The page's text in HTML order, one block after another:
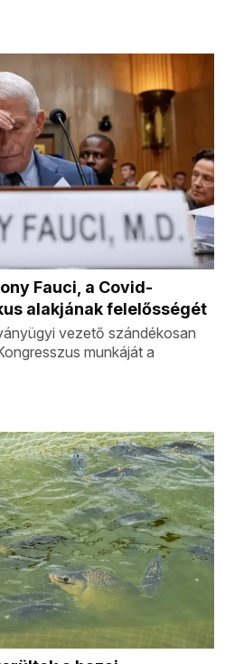
Fauci, a Covid-
alakjának felelősségét
vezető szándékosan
munkáját a